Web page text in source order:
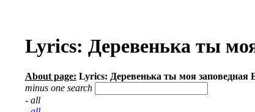
Lyrics: Деревенька ты
About page: Lyrics: Деревенька ты моя
minus one search
- all